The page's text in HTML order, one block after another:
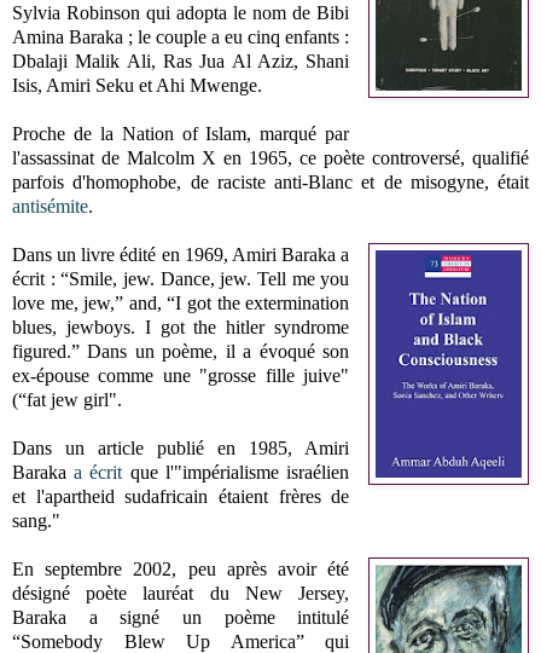
Sylvia Robinson qui adopta le nom de Bibi
Amina Baraka ; le couple a eu cinq enfants :
Dbalaji Malik Ali, Ras Jua Al Aziz, Shani
Isis, Amiri Seku et Ahi Mwenge.
Proche de la Nation of Islam, marqué par
l'assassinat de Malcolm X en 1965, ce poète controversé, qualifié
parfois d'homophobe, de raciste anti-Blanc et de misogyne, était
antisémite.
Dans un livre édité en 1969, Amiri Baraka a
écrit : “Smile, jew. Dance, jew. Tell me you
love me, jew,” and, “I got the extermination
blues, jewboys. I got the hitler syndrome
figured.” Dans un poème, il a évoqué son
ex-épouse comme une "grosse fille juive"
(“fat jew girl".
Dans un article publié en 1985, Amiri
Barakaa écrit que l'"impérialisme israélien
et l'apartheid sudafricain étaient frères de
sang."
En septembre 2002, peu après avoir été
désigné poète lauréat du New Jersey,
Baraka a signé un poème intitulé
“Somebody Blew Up America” qui